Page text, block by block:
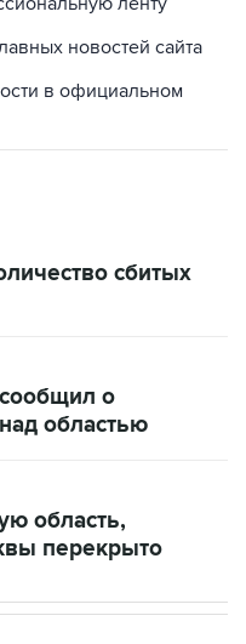
новостей сайта
в официальном
сбитых
о
областью
область,
перекрыто